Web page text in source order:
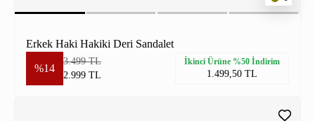
Erkek Haki Hakiki Deri Sandalet
%14
3.499 TL
2.999 TL
İkinci Ürüne %50 İndirim
1.499,50 TL